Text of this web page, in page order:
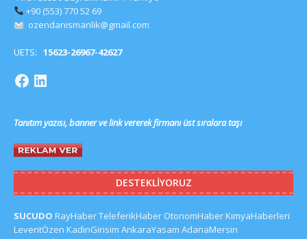
+90 (553) 770 52 69
ozendanismanlik@gmail.com
UETS: 15623-26967-42627
Tanıtım yazısı, banner ve link vererek firmanı üst sıralara taşı
DESTEKLIYORUZ
SUCUDO RayHaberTeleferikHaber OtonomHaberKimyaHaberleri
LeventÖzen KadinGirisim AnkaraYasam AdanaMersin